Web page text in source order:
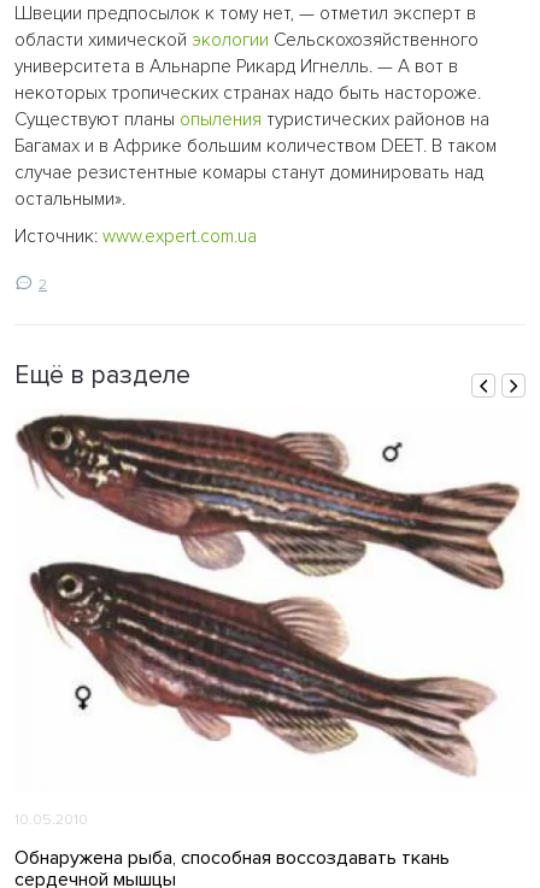
Швеции предпосылок к тому нет, — отметил эксперт в
области химической экологии Сельскохозяйственного
университета в Альнарпе Рикард Игнелль. — А вот в
некоторых тропических странах надо быть настороже.
Существуют планы опыления туристических районов на
Багамах и в Африке большим количеством DEET. В таком
случае резистентные комары станут доминировать над
остальными».
Источник: www.expert.com.ua
2
Ещё в разделе
10.05.2010
Обнаружена рыба, способная воссоздавать ткань
сердечной мышцы